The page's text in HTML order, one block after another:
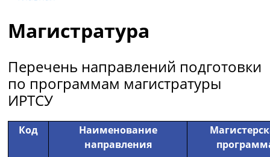
Магистратура
Перечень направлений подготовки
по программам магистратуры
ИРТСУ
Код
Наименование
направления